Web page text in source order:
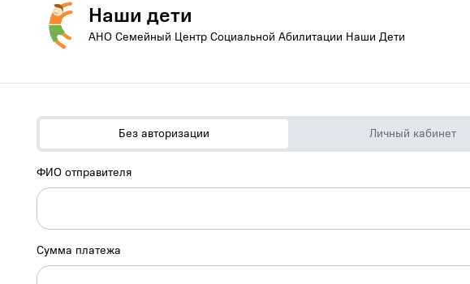
Наши дети
АНО Семейный Центр Социальной Абилитации Наши Дети
Без авторизации Личный кабинет
ФИО отправителя
Сумма платежа